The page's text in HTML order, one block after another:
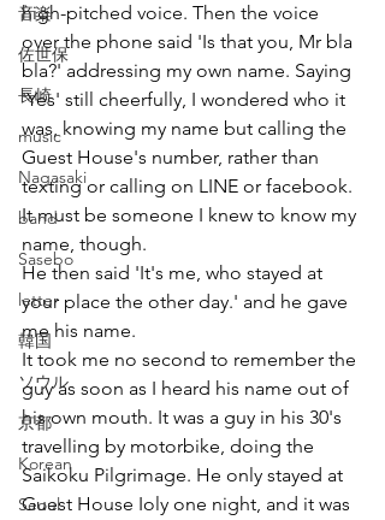
音楽
佐世保
長崎
music
Nagasaki
band
Sasebo
letter
韓国
ソウル
京都
Korean
Seoul
high-pitched voice. Then the voice
over the phone said 'Is that you, Mr bla
bla?' addressing my own name. Saying
'Yes' still cheerfully, I wondered who it
was, knowing my name but calling the
Guest House's number, rather than
texting or calling on LINE or facebook.
It must be someone I knew to know my
name, though.
He then said 'It's me, who stayed at
your place the other day.' and he gave
me his name.
It took me no second to remember the
guy as soon as I heard his name out of
his own mouth. It was a guy in his 30's
travelling by motorbike, doing the
Saikoku Pilgrimage. He only stayed at
Guest House Ioly one night, and it was